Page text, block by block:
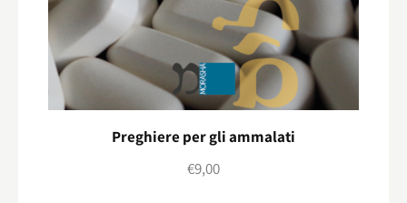
Preghiere per gli ammalati
€9,00